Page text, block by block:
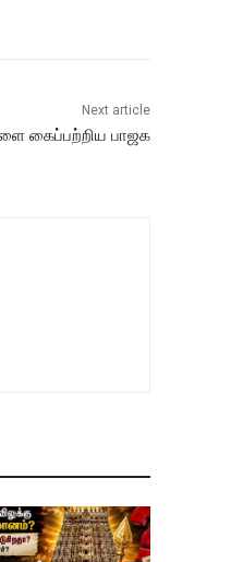
Next article
கைப்பற்றிய பாஜக